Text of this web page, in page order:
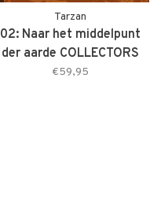
Tarzan
02: Naar het middelpunt
der aarde COLLECTORS
EDITION
€59,95